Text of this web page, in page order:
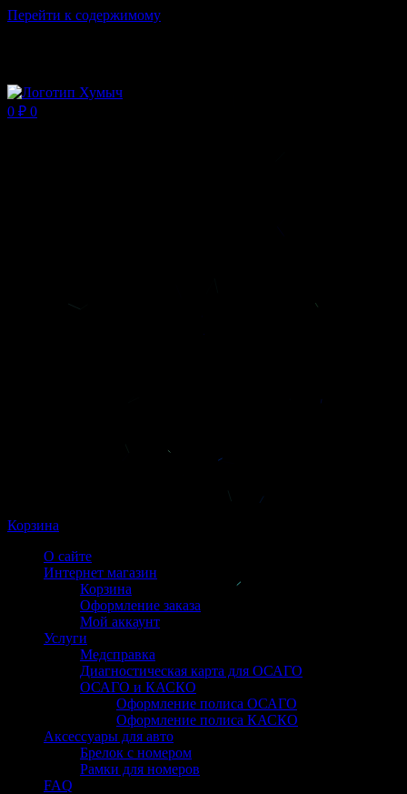
Перейти к содержимому
0 ₽ 0
Корзина
О сайте
Интернет магазин
Корзина
Оформление заказа
Мой аккаунт
Услуги
Медсправка
Диагностическая карта для ОСАГО
ОСАГО и КАСКО
Оформление полиса ОСАГО
Оформление полиса КАСКО
Аксессуары для авто
Брелок с номером
Рамки для номеров
FAQ